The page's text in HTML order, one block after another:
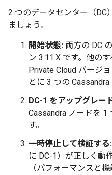
2 つのデータセンター（DC
ましょう。
開始状態: 両方の DC
ン 3.11.X です。他の
Private Cloud バージ
とに 3 つの Cassandra
DC-1 をアップグレー
Cassandra ノードを 1
す。
一時停止して検証する:
に DC-1）が正しく動
（パフォーマンスと